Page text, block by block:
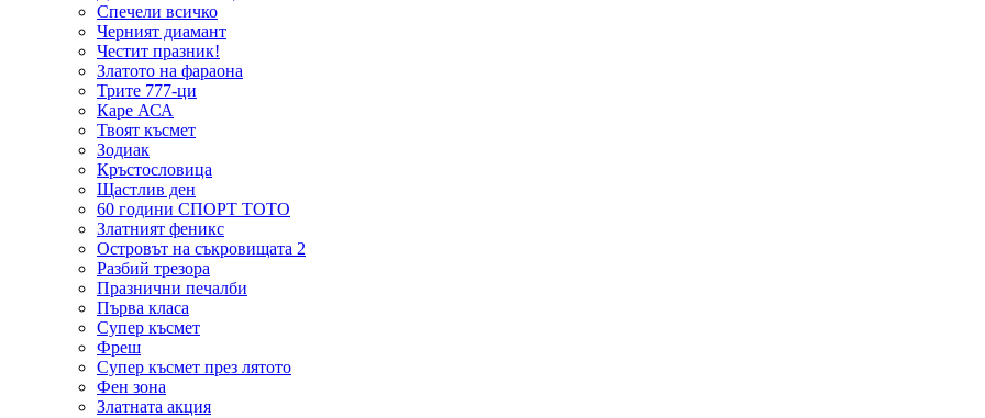
Спечели всичко
Черният диамант
Честит празник!
Златото на фараона
Трите 777-ци
Каре АСА
Твоят късмет
Зодиак
Кръстословица
Щастлив ден
60 години СПОРТ ТОТО
Златният феникс
Островът на съкровищата 2
Разбий трезора
Празнични печалби
Първа класа
Супер късмет
Фреш
Супер късмет през лятото
Фен зона
Златната акция